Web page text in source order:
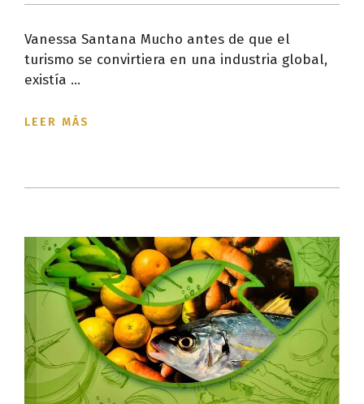
Vanessa Santana Mucho antes de que el
turismo se convirtiera en una industria global,
existía ...
LEER MÁS